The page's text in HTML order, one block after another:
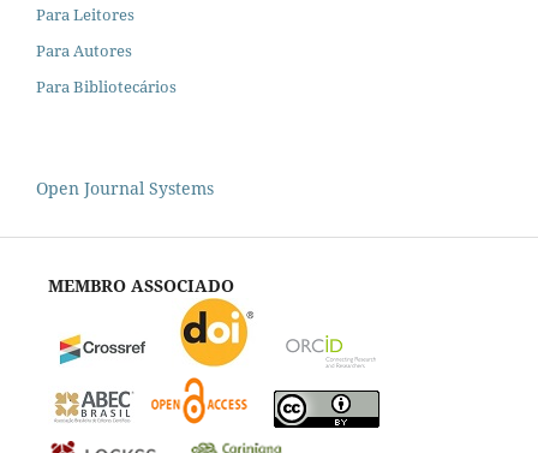
Para Leitores
Para Autores
Para Bibliotecários
Open Journal Systems
MEMBRO ASSOCIADO